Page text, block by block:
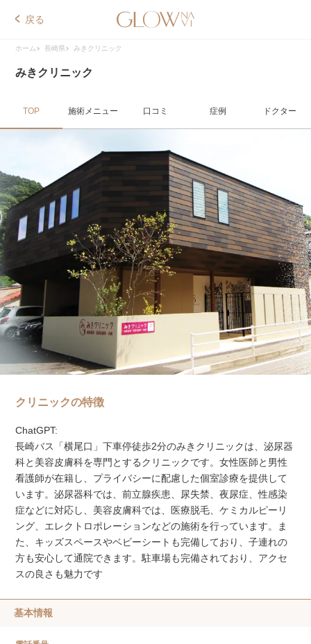
戻る
ホーム 長崎県 みきクリニック
みきクリニック
TOP 施術メニュー 口コミ 症例 ドクター
クリニックの特徴
ChatGPT:
長崎バス「横尾口」下車停徒歩2分のみきクリニックは、泌尿器
科と美容皮膚科を専門とするクリニックです。女性医師と男性
看護師が在籍し、プライバシーに配慮した個室診療を提供して
います。泌尿器科では、前立腺疾患、尿失禁、夜尿症、性感染
症などに対応し、美容皮膚科では、医療脱毛、ケミカルピーリ
ング、エレクトロポレーションなどの施術を行っています。ま
た、キッズスペースやベビーシートも完備しており、子連れの
方も安心して通院できます。駐車場も完備されており、アクセ
スの良さも魅力です
基本情報